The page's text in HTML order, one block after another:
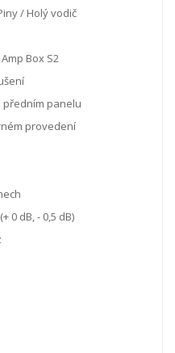
/ Holý vodič
Box S2
předním panelu
provedení
0 dB, - 0,5 dB)